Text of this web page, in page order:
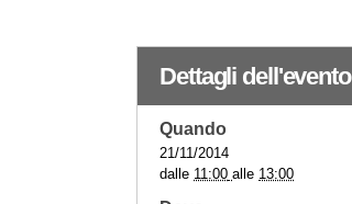
Dettagli dell'evento
Quando
21/11/2014
dalle 11:00 alle 13:00